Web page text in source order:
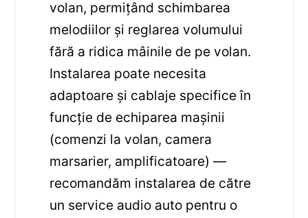
volan, permițând schimbarea
melodiilor și reglarea volumului
fără a ridica mâinile de pe volan.
Instalarea poate necesita
adaptoare și cablaje specifice în
funcție de echiparea mașinii
(comenzi la volan, camera
marsarier, amplificatoare) —
recomandăm instalarea de către
un service audio auto pentru o